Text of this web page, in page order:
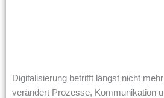
Digitalisierung betrifft längst nicht
verändert Prozesse, Kommunikation